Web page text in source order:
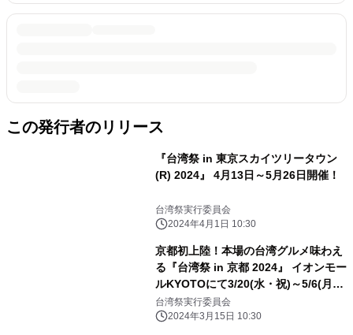
この発行者のリリース
『台湾祭 in 東京スカイツリータウン
(R) 2024』 4月13日～5月26日開催！
台湾祭実行委員会
2024年4月1日 10:30
京都初上陸！本場の台湾グルメ味わえ
る『台湾祭 in 京都 2024』 イオンモー
ルKYOTOにて3/20(水・祝)～5/6(月・
祝)開催！
台湾祭実行委員会
2024年3月15日 10:30